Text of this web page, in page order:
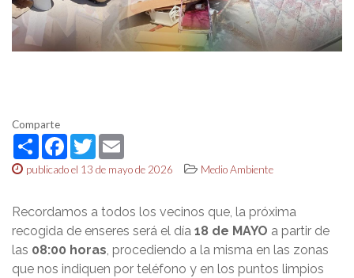
Comparte
ShareFacebook
Twitter
publicado el 13 de mayo de 2026 Medio Ambiente
Recordamos a todos los vecinos que, la próxima
recogida de enseres será el día 18 de MAYO a partir de
las 08:00 horas, procediendo a la misma en las zonas
que nos indiquen por teléfono y en los puntos limpios